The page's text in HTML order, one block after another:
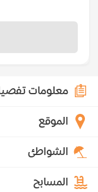
معلومات
الموقع
الشواطئ
المسابح